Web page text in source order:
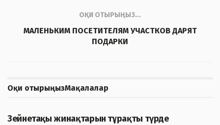
ОҚИ ОТЫРЫҢЫЗ...
МАЛЕНЬКИМ ПОСЕТИТЕЛЯМ УЧАСТКОВ ДАРЯТ
ПОДАРКИ
Оқи отырыңызМақалалар
Зейнетақы жинақтарын тұрақты түрде